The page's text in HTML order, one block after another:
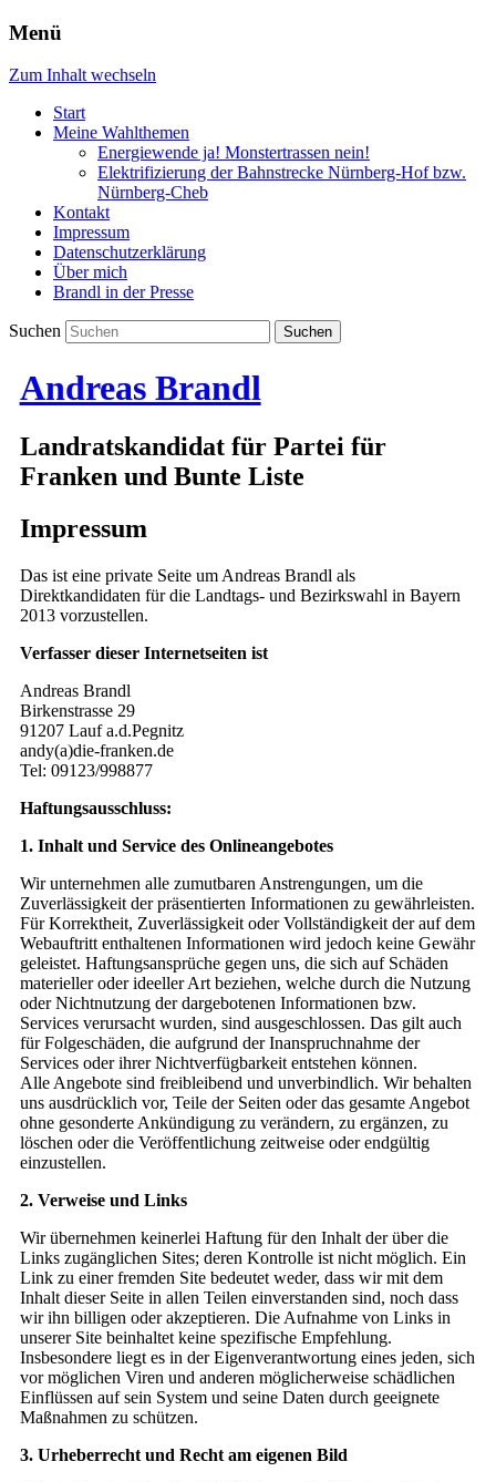
Menü
Zum Inhalt wechseln
Start
Meine Wahlthemen
Energiewende ja! Monstertrassen nein!
Elektrifizierung der Bahnstrecke Nürnberg-Hof bzw.
Nürnberg-Cheb
Kontakt
Impressum
Datenschutzerklärung
Über mich
Brandl in der Presse
Suchen
Andreas Brandl
Landratskandidat für Partei für
Franken und Bunte Liste
Impressum
Das ist eine private Seite um Andreas Brandl als
Direktkandidaten für die Landtags- und Bezirkswahl in Bayern
2013 vorzustellen.
Verfasser dieser Internetseiten ist
Andreas Brandl
Birkenstrasse 29
91207 Lauf a.d.Pegnitz
andy(a)die-franken.de
Tel: 09123/998877
Haftungsausschluss:
1. Inhalt und Service des Onlineangebotes
Wir unternehmen alle zumutbaren Anstrengungen, um die
Zuverlässigkeit der präsentierten Informationen zu gewährleisten.
Für Korrektheit, Zuverlässigkeit oder Vollständigkeit der auf dem
Webauftritt enthaltenen Informationen wird jedoch keine Gewähr
geleistet. Haftungsansprüche gegen uns, die sich auf Schäden
materieller oder ideeller Art beziehen, welche durch die Nutzung
oder Nichtnutzung der dargebotenen Informationen bzw.
Services verursacht wurden, sind ausgeschlossen. Das gilt auch
für Folgeschäden, die aufgrund der Inanspruchnahme der
Services oder ihrer Nichtverfügbarkeit entstehen können.
Alle Angebote sind freibleibend und unverbindlich. Wir behalten
uns ausdrücklich vor, Teile der Seiten oder das gesamte Angebot
ohne gesonderte Ankündigung zu verändern, zu ergänzen, zu
löschen oder die Veröffentlichung zeitweise oder endgültig
einzustellen.
2. Verweise und Links
Wir übernehmen keinerlei Haftung für den Inhalt der über die
Links zugänglichen Sites; deren Kontrolle ist nicht möglich. Ein
Link zu einer fremden Site bedeutet weder, dass wir mit dem
Inhalt dieser Seite in allen Teilen einverstanden sind, noch dass
wir ihn billigen oder akzeptieren. Die Aufnahme von Links in
unserer Site beinhaltet keine spezifische Empfehlung.
Insbesondere liegt es in der Eigenverantwortung eines jeden, sich
vor möglichen Viren und anderen möglicherweise schädlichen
Einflüssen auf sein System und seine Daten durch geeignete
Maßnahmen zu schützen.
3. Urheberrecht und Recht am eigenen Bild